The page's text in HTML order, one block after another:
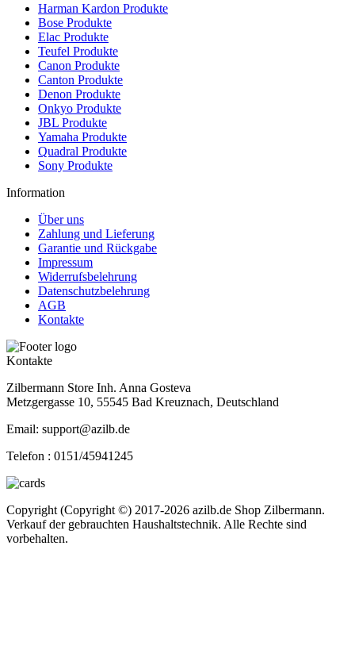
Harman Kardon Produkte
Bose Produkte
Elac Produkte
Teufel Produkte
Canon Produkte
Canton Produkte
Denon Produkte
Onkyo Produkte
JBL Produkte
Yamaha Produkte
Quadral Produkte
Sony Produkte
Information
Über uns
Zahlung und Lieferung
Garantie und Rückgabe
Impressum
Widerrufsbelehrung
Datenschutzbelehrung
AGB
Kontakte
Kontakte
Zilbermann Store Inh. Anna Gosteva
Metzgergasse 10, 55545 Bad Kreuznach, Deutschland
Email: support@azilb.de
Telefon : 0151/45941245
Copyright (Copyright ©) 2017-2026 azilb.de Shop Zilbermann.
Verkauf der gebrauchten Haushaltstechnik. Alle Rechte sind
vorbehalten.